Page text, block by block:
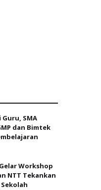
SMA
dan Bimtek
Workshop
NTT Tekankan